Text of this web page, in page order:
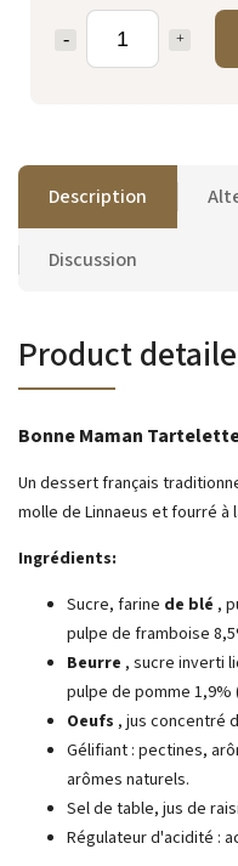
Description
Discussion
Product
Bonne Maman
Un dessert français
molle de Linnaeus et fourré à
Ingrédients:
Sucre, farine de blé ,
pulpe de framboise
Beurre , sucre inverti
pulpe de pomme
Oeufs , jus concentré
Gélifiant : pectines,
arômes naturels.
Sel de table, jus de
Régulateur d'acidité :